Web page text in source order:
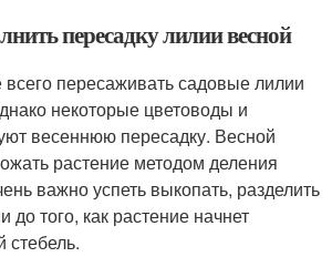
пересадку лилии весной
пересаживать садовые лилии
некоторые цветоводы и
весеннюю пересадку. Весной
растение методом деления
важно успеть выкопать, разделить
до того, как растение начнет
стебель.